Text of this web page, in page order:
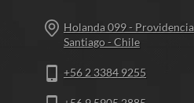
Holanda 099 - Providencia
Santiago - Chile
+56 2 3384 9255